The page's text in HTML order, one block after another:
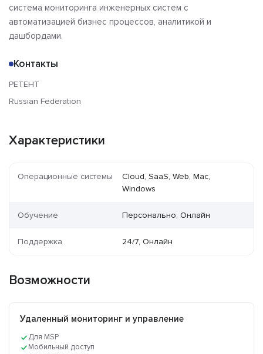
система мониторинга инженерных систем с
автоматизацией бизнес процессов, аналитикой и
дашбордами.
Контакты
РЕТЕНТ
Russian Federation
Характеристики
Операционные системы
Cloud, SaaS, Web, Mac,
Windows
Обучение Персонально, Онлайн
Поддержка 24/7, Онлайн
Возможности
Удаленный мониторинг и управление
Для MSP
Мобильный доступ